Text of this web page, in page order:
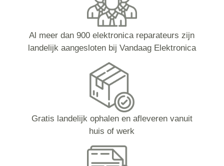
Al meer dan 900 elektronica reparateurs zijn
landelijk aangesloten bij Vandaag Elektronica
Gratis landelijk ophalen en afleveren vanuit
huis of werk